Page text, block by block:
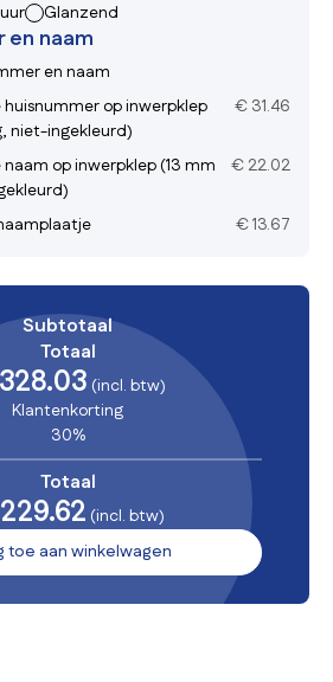
Glanzend
en naam
en naam
op inwerpklep
niet-ingekleurd)
€ 31.46
op inwerpklep (13 mm
€ 22.02
€13.67
Subtotaal
Totaal
(incl. btw)
Klantenkorting
30%
Totaal
(incl. btw)
toe aan winkelwagen